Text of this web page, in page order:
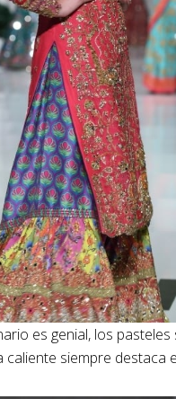
es genial, los
caliente siempre destaca